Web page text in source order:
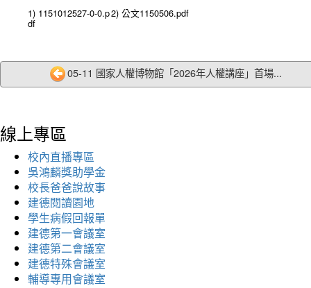
1) 1151012527-0-0.p
df
2) 公文1150506.pdf
05-11 國家人權博物館「2026年人權講座」首場...
線上專區
校內直播專區
吳鴻麟獎助學金
校長爸爸說故事
建德閱讀園地
學生病假回報單
建德第一會議室
建德第二會議室
建德特殊會議室
輔導專用會議室